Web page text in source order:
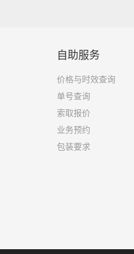
如果你选择了一家不靠谱的
自助服务
价格与时效查询
单号查询
索取报价
业务预约
包装要求